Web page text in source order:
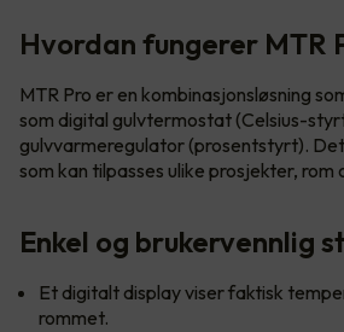
Hvordan fungerer MTR
MTR Pro er en kombinasjonsløsning
som digital gulvtermostat (Celsius-
gulvvarmeregulator (prosentstyrt).
som kan tilpasses ulike prosjekter, rom
Enkel og brukervennlig
Et digitalt display viser faktisk
rommet.